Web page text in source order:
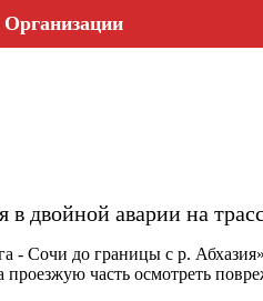
Организации
двойной аварии на
Сочи до границы с р.
часть осмотреть